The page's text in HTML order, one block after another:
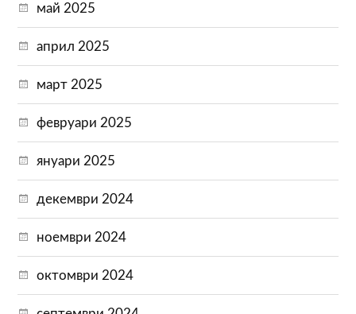
май 2025
април 2025
март 2025
февруари 2025
януари 2025
декември 2024
ноември 2024
октомври 2024